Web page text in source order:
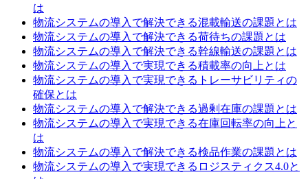
は
物流システムの導入で解決できる混載輸送の課題とは
物流システムの導入で解決できる荷待ちの課題とは
物流システムの導入で解決できる幹線輸送の課題とは
物流システムの導入で実現できる積載率の向上とは
物流システムの導入で実現できるトレーサビリティの
確保とは
物流システムの導入で解決できる過剰在庫の課題とは
物流システムの導入で実現できる在庫回転率の向上と
は
物流システムの導入で解決できる検品作業の課題とは
物流システムの導入で実現できるロジスティクス4.0と